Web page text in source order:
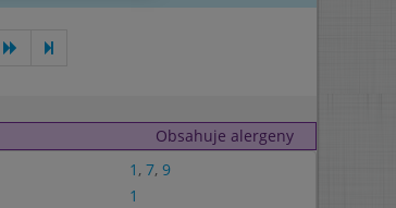
Obsahuje alergeny
1 , 7, 9
1